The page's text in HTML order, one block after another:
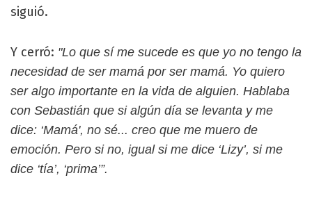
siguió.
Y cerró: "Lo que sí me sucede es que yo no tengo la
necesidad de ser mamá por ser mamá. Yo quiero
ser algo importante en la vida de alguien. Hablaba
con Sebastián que si algún día se levanta y me
dice: ‘Mamá', no sé... creo que me muero de
emoción. Pero si no, igual si me dice ‘Lizy’, si me
dice ‘tía’, ‘prima’”.